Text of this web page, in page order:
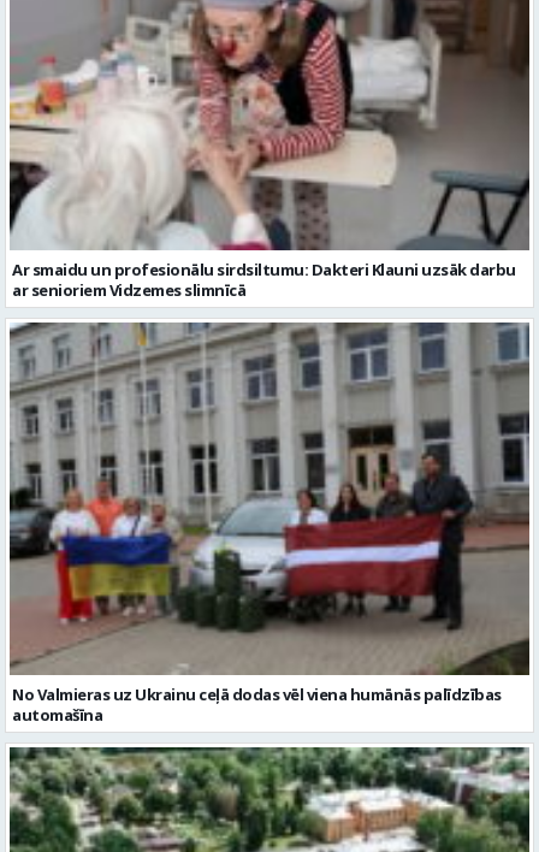
Ar smaidu un profesionālu sirdsiltumu: Dakteri Klauni uzsāk darbu
ar senioriem Vidzemes slimnīcā
No Valmieras uz Ukrainu ceļā dodas vēl viena humānās palīdzības
automašīna